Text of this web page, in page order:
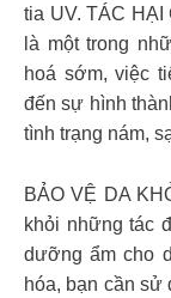
tia UV. TÁC HẠI
là một trong
hoá sớm, việc
đến sự hình
tình trạng nám,
BẢO VỆ DA
khỏi những tác
dưỡng ẩm cho
hóa, bạn cần sử